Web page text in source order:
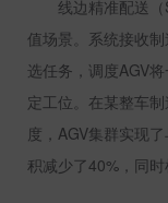
线边精准配送（
值场景。系统接收
选任务，调度AGV
定工位。在某整车
度， AGV集群实现
积减少了40% ，同